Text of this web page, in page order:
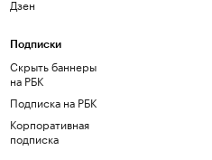
Дзен
Подписки
Скрыть баннеры
на РБК
Подписка на РБК
Корпоративная
подписка